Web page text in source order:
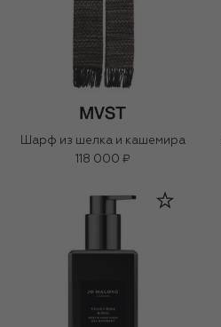
Шарф из шелка и кашемира
118 000 ₽